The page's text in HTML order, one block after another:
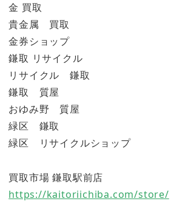
金 買取
貴金属 買取
金券ショップ
鎌取 リサイクル
リサイクル 鎌取
鎌取 質屋
おゆみ野 質屋
緑区 鎌取
緑区 リサイクルショップ
買取市場 鎌取駅前店
https://kaitoriichiba.com/store/